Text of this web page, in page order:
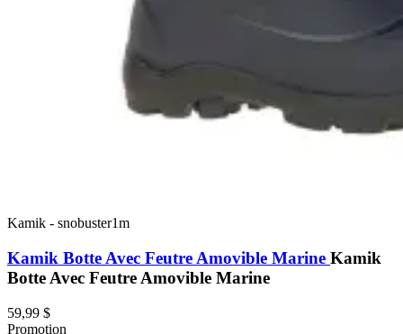
Kamik - snobuster1m
Kamik Botte Avec Feutre Amovible Marine Kamik
Botte Avec Feutre Amovible Marine
59,99 $
Promotion